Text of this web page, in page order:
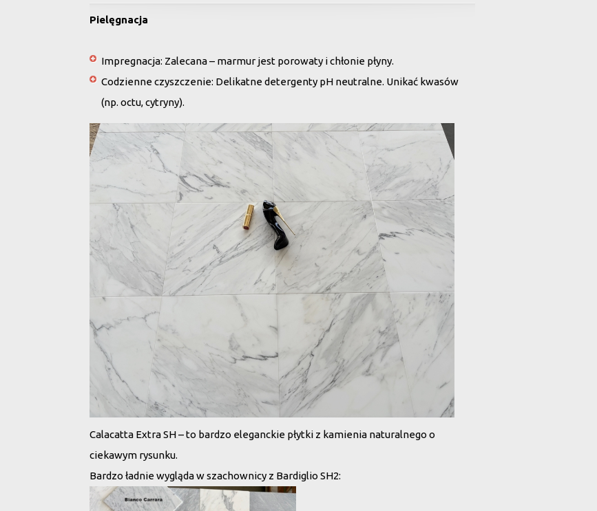
Pielęgnacja
Impregnacja: Zalecana – marmur jest porowaty i chłonie płyny.
Codzienne czyszczenie: Delikatne detergenty pH neutralne. Unikać kwasów
(np. octu, cytryny).
Calacatta Extra SH – to bardzo eleganckie płytki z kamienia naturalnego o
ciekawym rysunku.
Bardzo ładnie wygląda w szachownicy z Bardiglio SH2: